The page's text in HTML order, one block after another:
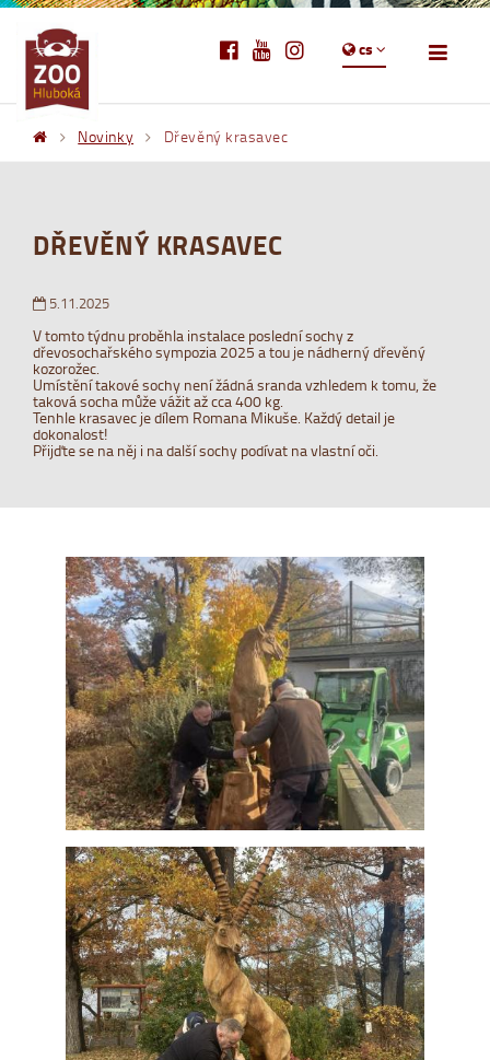
cs
Novinky Dřevěný krasavec
DŘEVĚNÝ KRASAVEC
5.11.2025
V tomto týdnu proběhla instalace poslední sochy z
dřevosochařského sympozia 2025 a tou je nádherný dřevěný
kozorožec.
Umístění takové sochy není žádná sranda vzhledem k tomu, že
taková socha může vážit až cca 400 kg.
Tenhle krasavec je dílem Romana Mikuše. Každý detail je
dokonalost!
Přijďte se na něj i na další sochy podívat na vlastní oči.